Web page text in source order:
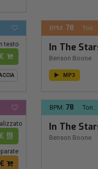
testo
BPM: 78 Ton.:
In The
Benson Boone
MP3
BPM: 78 Ton.:
In The
Benson Boone